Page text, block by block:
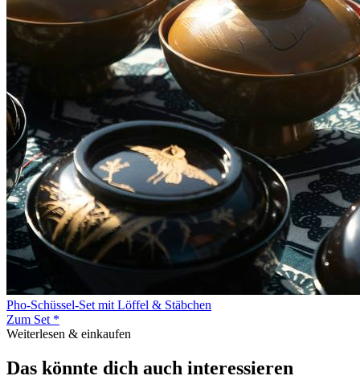
Pho-Schüssel-Set mit Löffel & Stäbchen
Zum Set *
Weiterlesen & einkaufen
Das könnte dich auch interessieren